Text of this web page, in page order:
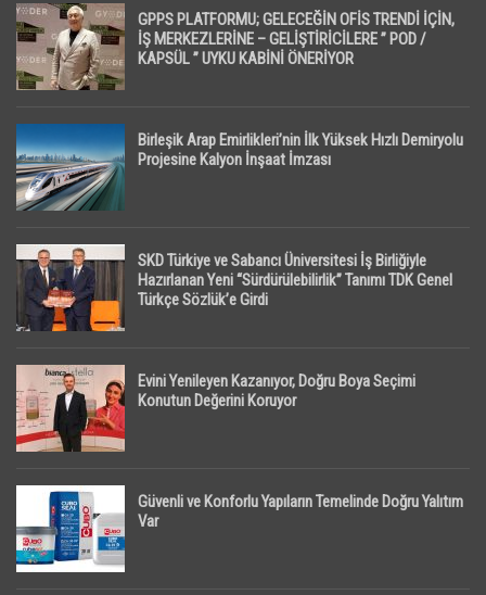
GPPS PLATFORMU; GELECEĞİN OFİS TRENDİ İÇİN,
İŞ MERKEZLERİNE – GELİŞTİRİCİLERE ” POD /
KAPSÜL ” UYKU KABİNİ ÖNERİYOR
Birleşik Arap Emirlikleri’nin İlk Yüksek Hızlı Demiryolu
Projesine Kalyon İnşaat İmzası
SKD Türkiye ve Sabancı Üniversitesi İş Birliğiyle
Hazırlanan Yeni “Sürdürülebilirlik” Tanımı TDK Genel
Türkçe Sözlük’e Girdi
Evini Yenileyen Kazanıyor, Doğru Boya Seçimi
Konutun Değerini Koruyor
Güvenli ve Konforlu Yapıların Temelinde Doğru Yalıtım
Var